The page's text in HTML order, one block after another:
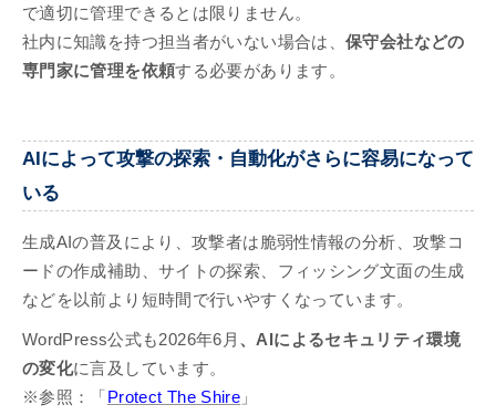
で適切に管理できるとは限りません。
社内に知識を持つ担当者がいない場合は、保守会社などの
専門家に管理を依頼する必要があります。
AIによって攻撃の探索・自動化がさらに容易になって
いる
生成AIの普及により、攻撃者は脆弱性情報の分析、攻撃コ
ードの作成補助、サイトの探索、フィッシング文面の生成
などを以前より短時間で行いやすくなっています。
WordPress公式も2026年6月 、AIによるセキュリティ環境
の変化に言及しています。
※参照：「 Protect The Shire 」